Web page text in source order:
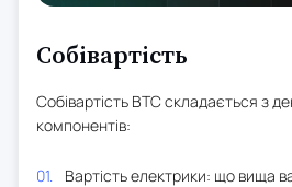
Собівартість
Собівартість BTC складається з
компонентів:
Вартість електрики: що вища